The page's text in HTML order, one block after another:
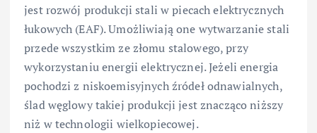
jest rozwój produkcji stali w piecach elektrycznych
łukowych (EAF). Umożliwiają one wytwarzanie stali
przede wszystkim ze złomu stalowego, przy
wykorzystaniu energii elektrycznej. Jeżeli energia
pochodzi z niskoemisyjnych źródeł odnawialnych,
ślad węglowy takiej produkcji jest znacząco niższy
niż w technologii wielkopiecowej.